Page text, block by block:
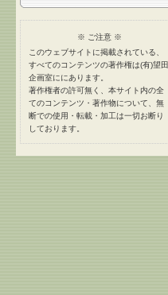
※ ご注意 ※
このウェブサイトに掲載されている、
すべてのコンテンツの著作権は(有)望田
企画室ににあります。
著作権者の許可無く、本サイト内の全
てのコンテンツ・著作物について、無
断での使用・転載・加工は一切お断り
しております。